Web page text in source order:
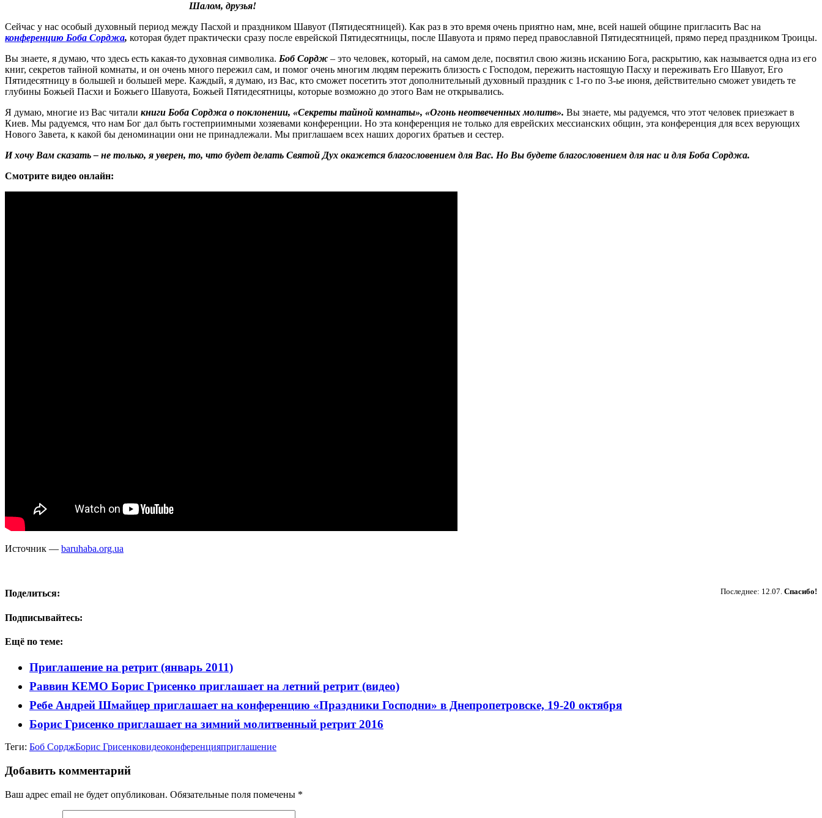
Шалом, друзья!
Сейчас у нас особый духовный период между Пасхой и праздником Шавуот (Пятидесятницей). Как раз в это время очень приятно нам, мне, всей нашей общине пригласить Вас на
конференцию Боба Сорджа, которая будет практически сразу после еврейской Пятидесятницы, после Шавуота и прямо перед православной Пятидесятницей, прямо перед праздником Троицы.
Вы знаете, я думаю, что здесь есть какая-то духовная символика. Боб Сордж – это человек, который, на самом деле, посвятил свою жизнь исканию Бога, раскрытию, как называется одна из его
книг, секретов тайной комнаты, и он очень много пережил сам, и помог очень многим людям пережить близость с Господом, пережить настоящую Пасху и переживать Его Шавуот, Его
Пятидесятницу в большей и большей мере. Каждый, я думаю, из Вас, кто сможет посетить этот дополнительный духовный праздник с 1-го по 3-ье июня, действительно сможет увидеть те
глубины Божьей Пасхи и Божьего Шавуота, Божьей Пятидесятницы, которые возможно до этого Вам не открывались.
Я думаю, многие из Вас читали книги Боба Сорджа о поклонении, «Секреты тайной комнаты», «Огонь неотвеченных молитв». Вы знаете, мы радуемся, что этот человек приезжает в
Киев. Мы радуемся, что нам Бог дал быть гостеприимными хозяевами конференции. Но эта конференция не только для еврейских мессианских общин, эта конференция для всех верующих
Нового Завета, к какой бы деноминации они не принадлежали. Мы приглашаем всех наших дорогих братьев и сестер.
И хочу Вам сказать – не только, я уверен, то, что будет делать Святой Дух окажется благословением для Вас. Но Вы будете благословением для нас и для Боба Сорджа.
Смотрите видео онлайн:
Источник — baruhaba.org.ua
Последнее: 12.07. Спасибо!
Поделиться:
Подписывайтесь:
Ещё по теме:
Приглашение на ретрит (январь 2011)
Раввин КЕМО Борис Грисенко приглашает на летний ретрит (видео)
Ребе Андрей Шмайцер приглашает на конференцию «Праздники Господни» в Днепропетровске, 19-20 октября
Борис Грисенко приглашает на зимний молитвенный ретрит 2016
Теги: Боб СорджБорис Грисенковидеоконференцияприглашение
Добавить комментарий
Ваш адрес email не будет опубликован. Обязательные поля помечены *